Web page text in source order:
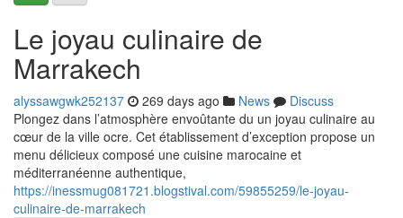
Le joyau culinaire de
Marrakech
alyssawgwk252137 269 days ago News
Discuss
Plongez dans l’atmosphère envoûtante du un joyau culinaire au
cœur de la ville ocre. Cet établissement d’exception propose un
menu délicieux composé une cuisine marocaine et
méditerranéenne authentique,
https://inessmug081721.blogstival.com/59855259/le-joyau-
culinaire-de-marrakech